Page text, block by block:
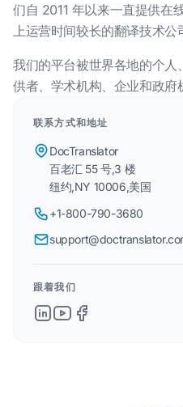
们自 2011 年以来一直提供在
上运营时间较长的翻译技术公
我们的平台被世界各地的个
供者、学术机构、企业和政府
联系方式和地址
DocTranslator
百老汇 55 号,3 楼
纽约,NY 10006,美国
+1-800-790-3680
跟着我们